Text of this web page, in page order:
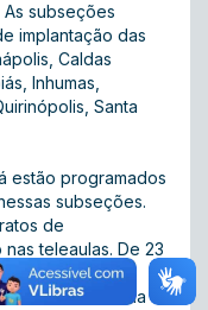
As subseções
implantação das
Caldas
Inhumas,
Santa
estão programados
subseções.
de
teleaulas. De 23
tratando de
Trabalhista. Cada